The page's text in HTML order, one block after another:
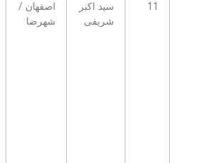
11
سید اکبر
شریفی
اصفهان /
شهرضا